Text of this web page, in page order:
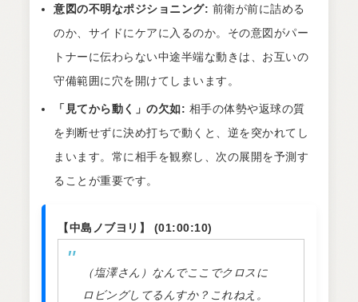
意図の不明なポジショニング: 前衛が前に詰める
のか、サイドにケアに入るのか。その意図がパー
トナーに伝わらない中途半端な動きは、お互いの
守備範囲に穴を開けてしまいます。
「見てから動く」の欠如: 相手の体勢や返球の質
を判断せずに決め打ちで動くと、逆を突かれてし
まいます。常に相手を観察し、次の展開を予測す
ることが重要です。
【中島ノブヨリ】 (01:00:10)
（塩澤さん）なんでここでクロスに
ロビングしてるんすか？これねえ。